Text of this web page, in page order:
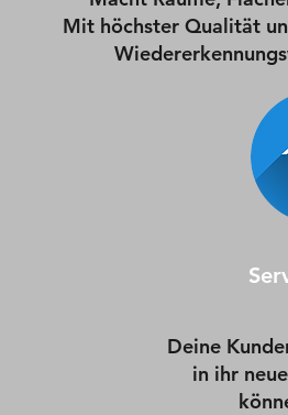
Mit höchster Qualität
Deine
in ihr